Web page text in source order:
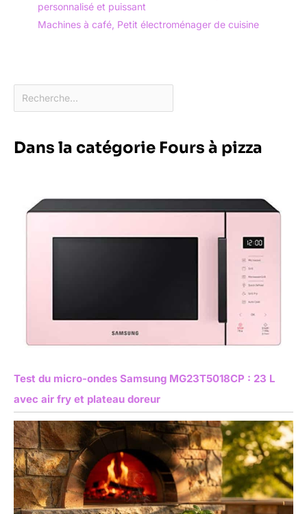
personnalisé et puissant
Machines à café Petit électroménager de cuisine
Dans la catégorie Fours à pizza
Test du micro-ondes Samsung MG23T5018CP : 23 L
avec air fry et plateau doreur